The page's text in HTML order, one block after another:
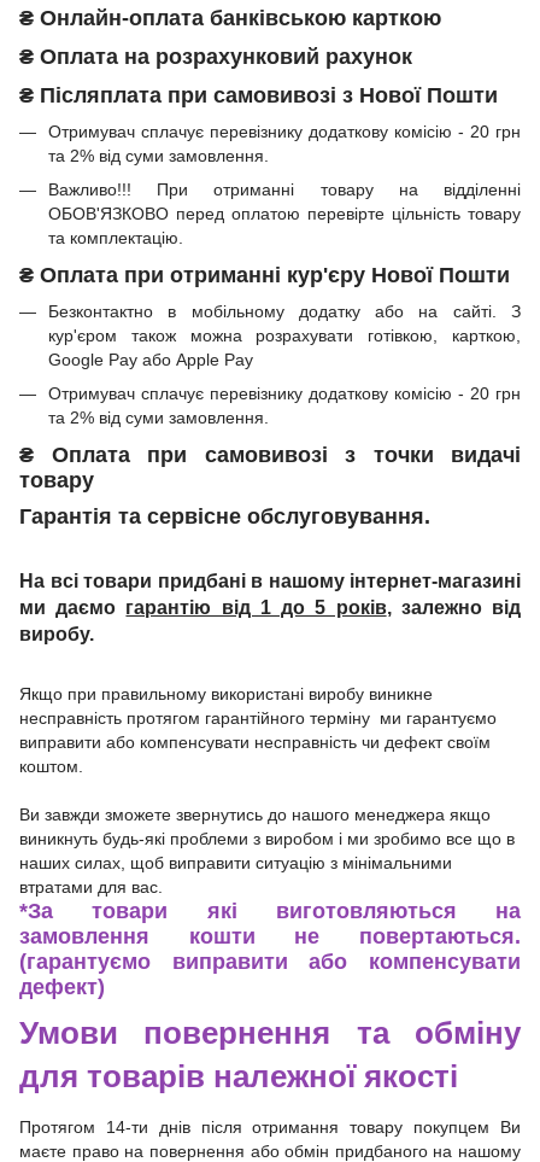
₴ Онлайн-оплата банківською карткою
₴ Оплата на розрахунковий рахунок
₴ Післяплата при самовивозі з Нової Пошти
Отримувач сплачує перевізнику додаткову комісію - 20 грн
та 2% від суми замовлення.
Важливо!!! При отриманні товару на відділенні
ОБОВ'ЯЗКОВО перед оплатою перевірте цільність товару
та комплектацію.
₴ Оплата при отриманні кур'єру Нової Пошти
Безконтактно в мобільному додатку або на сайті. З
кур'єром також можна розрахувати готівкою, карткою,
Google Pay або Apple Pay
Отримувач сплачує перевізнику додаткову комісію - 20 грн
та 2% від суми замовлення.
₴ Оплата при самовивозі з точки видачі
товару
Гарантія та сервісне обслуговування.
На всі товари придбані в нашому інтернет-магазині
ми даємо гарантію від 1 до 5 років, залежно від
виробу.
Якщо при правильному використані виробу виникне
несправність протягом гарантійного терміну ми гарантуємо
виправити або компенсувати несправність чи дефект своїм
коштом.
Ви завжди зможете звернутись до нашого менеджера якщо
виникнуть будь-які проблеми з виробом і ми зробимо все що в
наших силах, щоб виправити ситуацію з мінімальними
втратами для вас.
*За товари які виготовляються на
замовлення кошти не повертаються.
(гарантуємо виправити або компенсувати
дефект)
Умови повернення та обміну
для товарів належної якості
Протягом 14-ти днів після отримання товару покупцем Ви
маєте право на повернення або обмін придбаного на нашому